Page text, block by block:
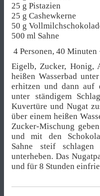
25 g Pistazien
25 g Cashewkerne
50 g
500 ml Sahne
4 Personen, 40
Eigelb, Zucker, Honig,
heißen Wasserbad
erhitzen und dann auf
unter ständigem
Kuvertüre und Nugat
über einem heißen
Zucker-Mischung
und mit den
Sahne steif
unterheben. Das
und für 8 Stunden